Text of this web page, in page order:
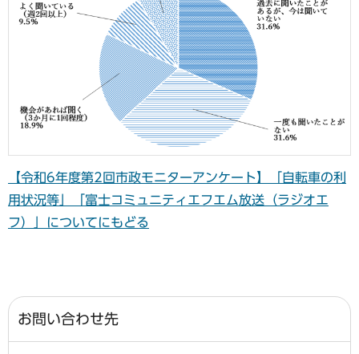
【令和6年度第2回市政モニターアンケート】「自転車の利
用状況等」「富士コミュニティエフエム放送（ラジオエ
フ）」についてにもどる
お問い合わせ先